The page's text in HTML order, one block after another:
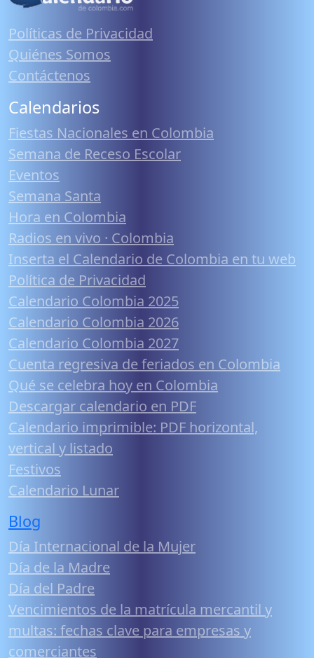
Políticas de Privacidad
Quiénes Somos
Contáctenos
Calendarios
Fiestas Nacionales en Colombia
Semana de Receso Escolar
Eventos
Semana Santa
Hora en Colombia
Radios en vivo · Colombia
Inserta el Calendario de Colombia en tu web
Política de Privacidad
Calendario Colombia 2025
Calendario Colombia 2026
Calendario Colombia 2027
Cuenta regresiva de feriados en Colombia
Qué se celebra hoy en Colombia
Descargar calendario en PDF
Calendario imprimible: PDF horizontal,
vertical y listado
Festivos
Calendario Lunar
Blog
Día Internacional de la Mujer
Día de la Madre
Día del Padre
Vencimientos de la matrícula mercantil y
multas: fechas clave para empresas y
comerciantes